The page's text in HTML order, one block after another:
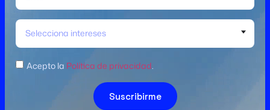
Selecciona intereses
Acepto la Política de privacidad
Suscribirme